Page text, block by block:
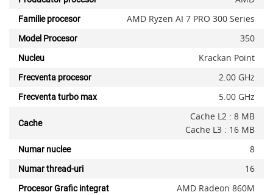
Familie procesor AMD Ryzen AI 7 PRO 300 Series
Model Procesor 350
Nucleu Krackan Point
Frecventa procesor 2.00 GHz
Frecventa turbo max 5.00 GHz
Cache
Cache L2 : 8 MB
Cache L3 : 16 MB
Numar nuclee 8
Numar thread-uri 16
Procesor Grafic integrat AMD Radeon 860M